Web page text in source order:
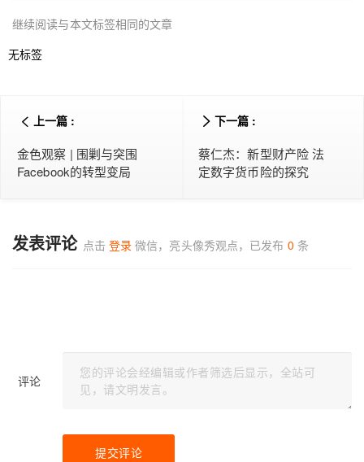
继续阅读与本文标签相同的文章
无标签
上一篇 :
金色观察 | 围剿与突围
Facebook的转型变局
下一篇 :
蔡仁杰：新型财产险 法
定数字货币险的探究
发表评论 点击 登录 微信，亮头像秀观点，已发布 0 条
评论
提交评论